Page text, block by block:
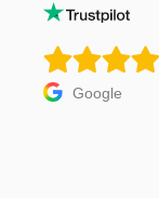
Google